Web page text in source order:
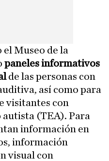
el Museo de la
paneles informativos
de las personas con
así como para
visitantes con
(TEA). Para
información en
información
visual con